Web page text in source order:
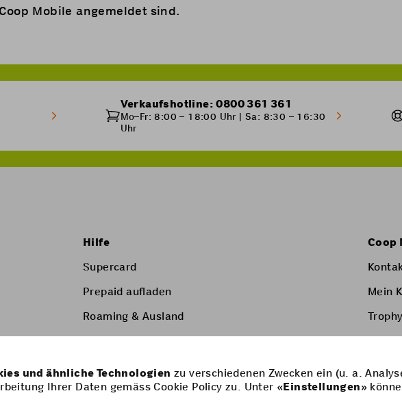
Mobile angemeldet sind.
Verkaufshotline: 0800 361 361
Mo–Fr: 8:00 – 18:00 Uhr | Sa: 8:30 – 16:30
Uhr
Hilfe
Supercard
Prepaid aufladen
Roaming & Ausland
Coop
Mein
Trophy
und ähnliche Technologien zu verschiedenen Zwecken ein (u. a.
Ihrer Daten gemäss Cookie Policy zu. Unter «Einstellungen»